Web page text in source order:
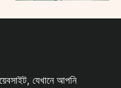
যেখানে আপনি